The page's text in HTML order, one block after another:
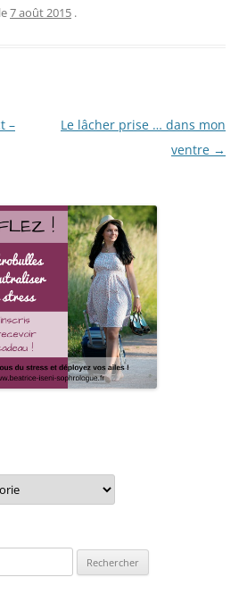
le7 août 2015 .
–
Le lâcher prise … dans mon
ventre →